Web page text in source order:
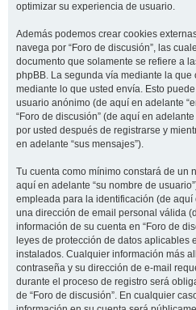
optimizar su experiencia de usuario.
Además podemos crear cookies
navega por “Foro de discusión”, las
documento que solamente se refiere a
phpBB. La segunda vía mediante la
mediante lo que usted envía. Esto
usuario anónimo (de aquí en adelante
“Foro de discusión” (de aquí en
por usted después de registrarse y
en adelante “sus mensajes”).
Tu cuenta como mínimo constará de un
aquí en adelante “su nombre de
empleada para la identificación (de aquí
una dirección de email personal válida
información de su cuenta en “Foro de
leyes de protección de datos aplicables
instalados. Cualquier información más
contraseña y su dirección de e-mail
durante el proceso de registro será
de “Foro de discusión”. En cualquier